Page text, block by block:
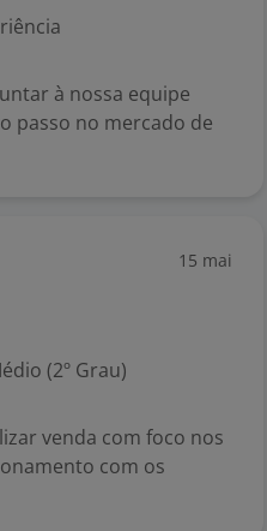
à nossa equipe
passo no mercado de
15 mai
(2º Grau)
venda com foco nos
com os